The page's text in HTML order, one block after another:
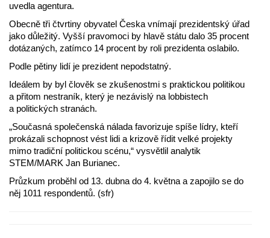
uvedla agentura.
Obecně tři čtvrtiny obyvatel Česka vnímají prezidentský úřad
jako důležitý. Vyšší pravomoci by hlavě státu dalo 35 procent
dotázaných, zatímco 14 procent by roli prezidenta oslabilo.
Podle pětiny lidí je prezident nepodstatný.
Ideálem by byl člověk se zkušenostmi s praktickou politikou
a přitom nestraník, který je nezávislý na lobbistech
a politických stranách.
„Současná společenská nálada favorizuje spíše lídry, kteří
prokázali schopnost vést lidi a krizově řídit velké projekty
mimo tradiční politickou scénu,“ vysvětlil analytik
STEM/MARK Jan Burianec.
Průzkum proběhl od 13. dubna do 4. května a zapojilo se do
něj 1011 respondentů. (sfr)